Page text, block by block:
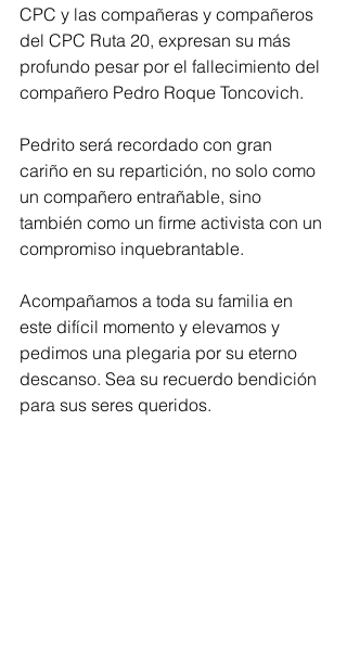
CPC y las compañeras y compañeros
del CPC Ruta 20, expresan su más
profundo pesar por el fallecimiento del
compañero Pedro Roque Toncovich.
Pedrito será recordado con gran
cariño en su repartición, no solo como
un compañero entrañable, sino
también como un firme activista con un
compromiso inquebrantable.
Acompañamos a toda su familia en
este difícil momento y elevamos y
pedimos una plegaria por su eterno
descanso. Sea su recuerdo bendición
para sus seres queridos.